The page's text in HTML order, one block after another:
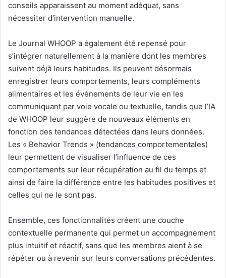
conseils apparaissent au moment adéquat, sans
nécessiter d’intervention manuelle.
Le Journal WHOOP a également été repensé pour
s’intégrer naturellement à la manière dont les membres
suivent déjà leurs habitudes. Ils peuvent désormais
enregistrer leurs comportements, leurs compléments
alimentaires et les événements de leur vie en les
communiquant par voie vocale ou textuelle, tandis que l’IA
de WHOOP leur suggère de nouveaux éléments en
fonction des tendances détectées dans leurs données.
Les « Behavior Trends » (tendances comportementales)
leur permettent de visualiser l’influence de ces
comportements sur leur récupération au fil du temps et
ainsi de faire la différence entre les habitudes positives et
celles qui ne le sont pas.
Ensemble, ces fonctionnalités créent une couche
contextuelle permanente qui permet un accompagnement
plus intuitif et réactif, sans que les membres aient à se
répéter ou à revenir sur leurs conversations précédentes.